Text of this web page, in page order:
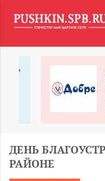
ТОП»
ДЕНЬ
РАЙОНЕ